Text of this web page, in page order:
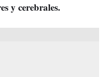
y cerebrales.